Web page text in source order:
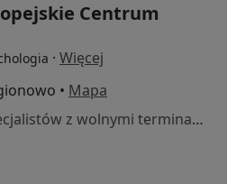
Centrum
· Więcej
• Mapa
Brak dostępnych specjalistów z wolnymi terminami w tym centrum medycznym.